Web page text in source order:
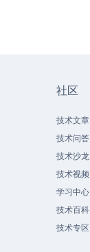
社区
技术文章
技术问答
技术沙龙
技术视频
学习中心
技术百科
技术专区